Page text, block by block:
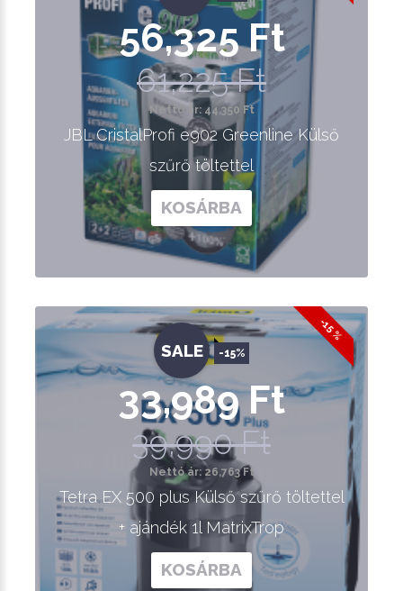
56,325 Ft
61,225 Ft
Nettó ár: 44,350 Ft
JBL CristalProfi e902 Greenline Külső
szűrő töltettel
KOSÁRBA
-15 %
SALE -15%
33,989 Ft
39,990 Ft
Nettó ár: 26,763 Ft
Tetra EX 500 plus Külső szűrő töltettel
+ ajándék 1l MatrixTrop
KOSÁRBA